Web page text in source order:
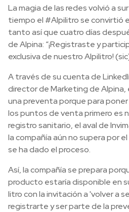
La magia de las redes volvió a
tiempo el #Alpilitro se convirtió
tanto así que cuatro días
de Alpina: “¡Registraste y
exclusiva de nuestro Alpilitro!
A través de su cuenta de
director de Marketing de Alpina,
una preventa porque para
los puntos de venta primero es
registro sanitario, el aval de
la compañía aún no supera por
se ha dado el proceso.
Así, la compañía se prepara
producto estaría disponible en
litro con la invitación a 'volver a
registrarte y ser parte de la